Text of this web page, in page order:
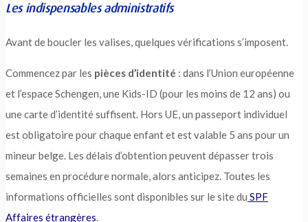
Les indispensables administratifs
Avant de boucler les valises, quelques vérifications s’imposent.
Commencez par les pièces d’identité : dans l’Union européenne
et l’espace Schengen, une Kids-ID (pour les moins de 12 ans) ou
une carte d’identité suffisent. Hors UE, un passeport individuel
est obligatoire pour chaque enfant et est valable 5 ans pour un
mineur belge. Les délais d’obtention peuvent dépasser trois
semaines en procédure normale, alors anticipez. Toutes les
informations officielles sont disponibles sur le site du SPF
Affaires étrangères.